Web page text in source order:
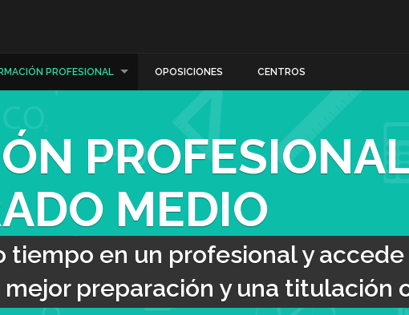
PROFESIONAL OPOSICIONES CENTROS
MEDIO
tiempo en un profesional y accede
preparación y una titulación